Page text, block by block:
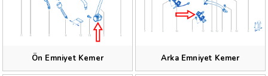
Otomobilinizde sürüş güvenliğinizi arttırmak ve yasal sorumluluklarınızı yerine
getirmek maksadıyla geliştirilmiş emniyet kemerlerini inceleyebileceğiniz
Nom Oto stoklarında bulunan; Emniyet Kemerlerini orijinal, Mais,
sıfır, çıkma veya yan sanayi olarak bu bölümde inceleyebilir, listesini
çıkarabilir, sipariş verebilir ve hatta e-ticaret formatımız sayesinde
satın alabilirsiniz.
Ön Emniyet Kemer Arka Emniyet Kemer